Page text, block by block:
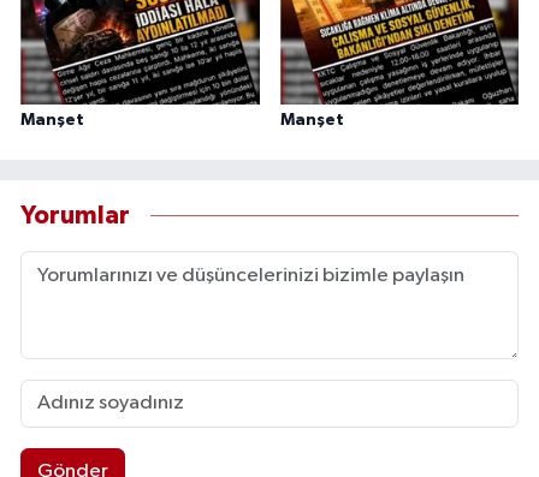
Manşet Manşet
Yorumlar
Gönder